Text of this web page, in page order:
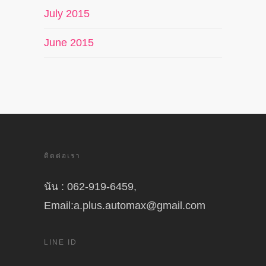
July 2015
June 2015
ติดต่อเรา
นัน : 062-919-6459,
Email:a.plus.automax@gmail.com
LINE ID